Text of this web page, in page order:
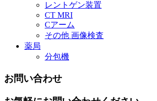
レントゲン装置
CT MRI
Cアーム
その他 画像検査
薬局
分包機
お問い合わせ